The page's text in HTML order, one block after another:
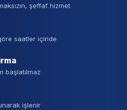
şeffaf hizmet
saatler içinde
başlatılmaz
işlenir